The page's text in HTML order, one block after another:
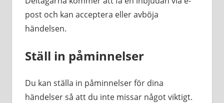
post och kan acceptera eller avböja
händelsen.
Ställ in påminnelser
Du kan ställa in påminnelser för dina
händelser så att du inte missar något viktigt.